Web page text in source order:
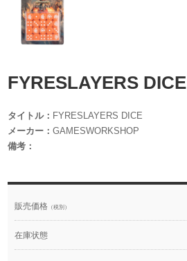
FYRESLAYERS DICE
タイトル： FYRESLAYERS DICE
メーカー：GAMESWORKSHOP
備考：
販売価格 （税別）
在庫状態